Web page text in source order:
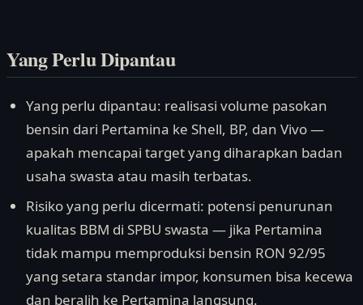
Yang Perlu Dipantau
Yang perlu dipantau: realisasi volume pasokan
bensin dari Pertamina ke Shell, BP, dan Vivo —
apakah mencapai target yang diharapkan badan
usaha swasta atau masih terbatas.
Risiko yang perlu dicermati: potensi penurunan
kualitas BBM di SPBU swasta — jika Pertamina
tidak mampu memproduksi bensin RON 92/95
yang setara standar impor, konsumen bisa kecewa
dan beralih ke Pertamina langsung.